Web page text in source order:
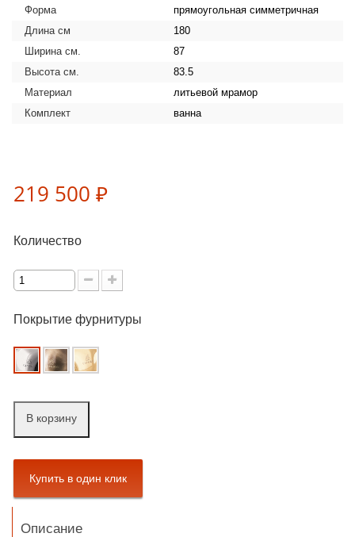
Форма
прямоугольная симметричная
Длина см
180
Ширина см.
87
Высота см.
83.5
Материал
литьевой мрамор
Комплект
ванна
219 500 ₽
Количество
Покрытие фурнитуры
В корзину
Описание